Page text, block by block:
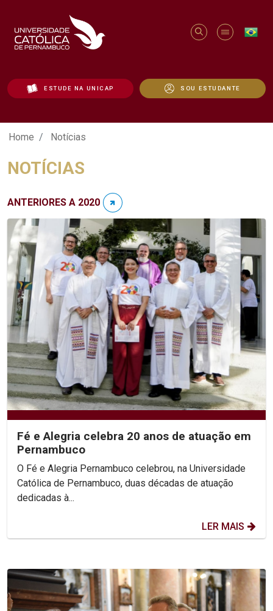
ESTUDE NA UNICAP SOU ESTUDANTE
Notícias - Unicap
Home Notícias
NOTÍCIAS
ANTERIORES A 2020
Fé e Alegria celebra 20 anos de atuação em
Pernambuco
O Fé e Alegria Pernambuco celebrou, na Universidade
Católica de Pernambuco, duas décadas de atuação
dedicadas à...
LER MAIS